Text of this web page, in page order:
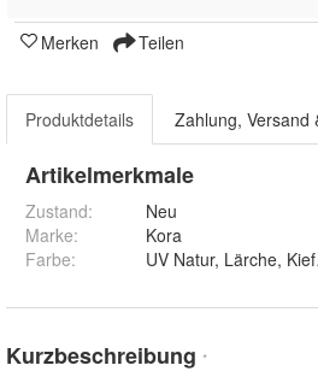
Merken Teilen
Produktdetails Zahlung, Versand
Artikelmerkmale
Zustand:
Neu
Marke:
Kora
Farbe:
Kurzbeschreibung *